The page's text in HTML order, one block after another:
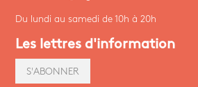
Du lundi au samedi de 10h à 20h
Les lettres d'information
S'ABONNER